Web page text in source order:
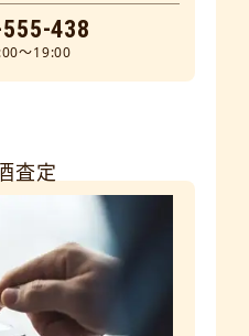
438
～19:00
査定